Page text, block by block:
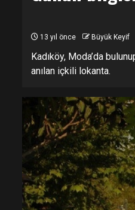
13 yıl önce Büyük Keyif
Kadıköy, Moda’da
anılan içkili lokanta.